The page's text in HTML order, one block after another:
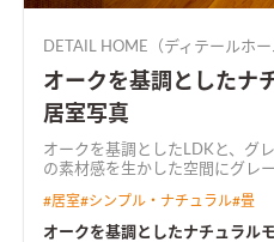
DETAIL HOME（ディテールホー
オークを基調としたナ
居室写真
オークを基調としたLDKと、グレ
の素材感を生かした空間にグレ
#居室#シンプル・ナチュラル#畳
オークを基調としたナチュラル